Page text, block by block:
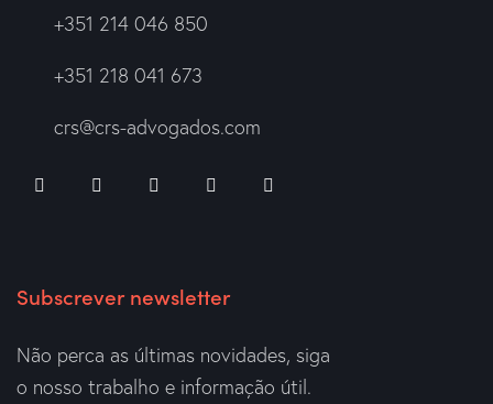
+351 214 046 850
+351 218 041 673
crs@crs-advogados.com
Subscrever newsletter
Não perca as últimas novidades, siga
o nosso trabalho e informação útil.